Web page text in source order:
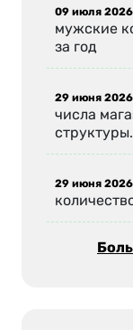
09 июля
мужские
за год
29 июня
числа
29 июня